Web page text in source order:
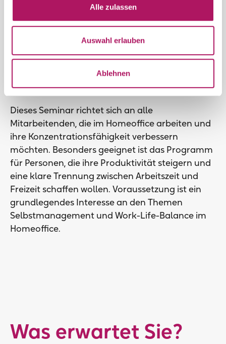
Alle zulassen
Auswahl erlauben
Ablehnen
Gruppenarbeiten
Reflexion und Diskussion
Dieses Seminar richtet sich an alle
Mitarbeitenden, die im Homeoffice arbeiten und
ihre Konzentrationsfähigkeit verbessern
möchten. Besonders geeignet ist das Programm
für Personen, die ihre Produktivität steigern und
eine klare Trennung zwischen Arbeitszeit und
Freizeit schaffen wollen. Voraussetzung ist ein
grundlegendes Interesse an den Themen
Selbstmanagement und Work-Life-Balance im
Homeoffice.
Was erwartet Sie?